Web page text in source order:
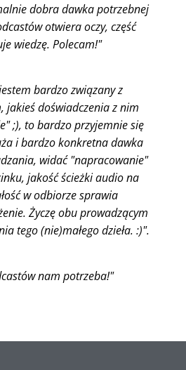
dobra dawka potrzebnej
otwiera oczy, część
wiedzę. Polecam!"
bardzo związany z
jakieś doświadczenia z nim
;), to bardzo przyjemnie się
i bardzo konkretna dawka
widać "napracowanie"
jakość ścieżki audio na
w odbiorze sprawia
Życzę obu prowadzącym
tego (nie)małego dzieła. :)".
nam potrzeba!"